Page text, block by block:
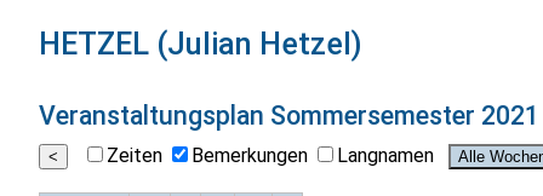
HETZEL (Julian Hetzel)
Veranstaltungsplan Sommersemester 2021
Zeiten Bemerkungen Langnamen